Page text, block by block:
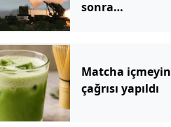
sonra
Matcha içmeyin
çağrısı yapıldı